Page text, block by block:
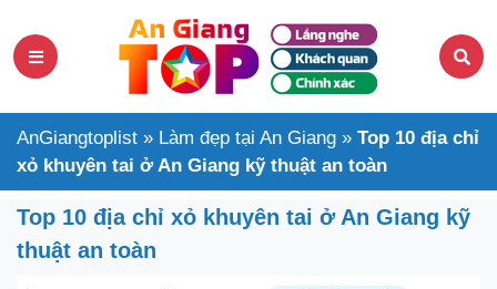
AnGiangtoplist » Làm đẹp tại An Giang » Top 10 địa chỉ
xỏ khuyên tai ở An Giang kỹ thuật an toàn
Top 10 địa chỉ xỏ khuyên tai ở An Giang kỹ
thuật an toàn